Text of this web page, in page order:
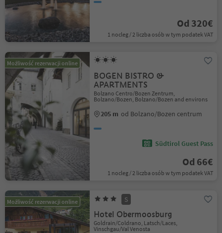
Od 320€
1 nocleg / 2 liczba osób w tym podatek VAT
Możliwość rezerwacji online
BOGEN BISTRO &
APARTMENTS
Bolzano Centro/Bozen Zentrum,
Bolzano/Bozen, Bolzano/Bozen and environs
205 m od Bolzano/Bozen centrum
Südtirol Guest Pass
Od 66€
1 nocleg / 2 liczba osób w tym podatek VAT
Możliwość rezerwacji online S
Hotel Obermoosburg
Goldrain/Coldrano, Latsch/Laces,
Vinschgau/Val Venosta